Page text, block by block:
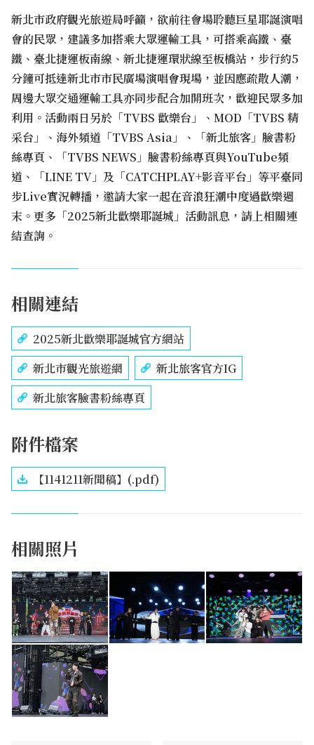
新北市政府觀光旅遊局呼籲，欲前往會場聆聽巨星耶誕演唱
會的民眾，建議多加搭乘大眾運輸工具，可搭乘高鐵、臺
鐵、臺北捷運板南線、新北捷運環狀線至板橋站，步行約5
分鐘可抵達新北市市民廣場演唱會現場，並因應疏散人潮，
周邊大眾交通運輸工具亦同步配合加開班次，歡迎民眾多加
利用。活動兩日另於「TVBS 歡樂台」、MOD「TVBS 精
采台」、海外頻道「TVBS Asia」、「新北旅客」臉書粉
絲專頁、「TVBS NEWS」臉書粉絲專頁與YouTube頻
道、「LINE TV」及「CATCHPLAY+影音平台」等平臺同
步Live實況轉播，邀請大家一起在音浪狂潮中度過歡樂週
末。更多「2025新北歡樂耶誕城」活動訊息，請上相關連
結查詢。
相關連結
2025新北歡樂耶誕城官方網站
新北市觀光旅遊網
新北旅客官方IG
新北旅客臉書粉絲專頁
附件檔案
【1141211新聞稿】(.pdf)
相關照片